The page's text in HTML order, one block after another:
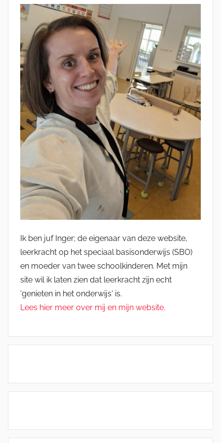
Ik ben juf Inger; de eigenaar van deze website,
leerkracht op het speciaal basisonderwijs (SBO)
en moeder van twee schoolkinderen. Met mijn
site wil ik laten zien dat leerkracht zijn echt
'genieten in het onderwijs' is.
Lees hier meer over mij en mijn website.